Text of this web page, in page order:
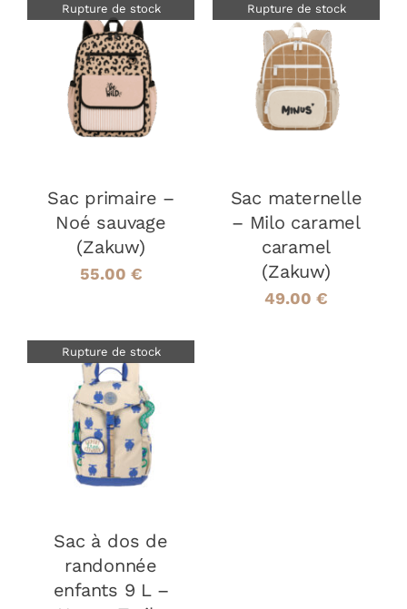
initial
était :
68.00 €.
Rupture de stock
DÉTAILS
Sac primaire –
Noé sauvage
(Zakuw)
55.00 €
Rupture de stock
DÉTAILS
Sac maternelle
– Milo caramel
caramel
(Zakuw)
49.00 €
Rupture de stock
DÉTAILS
Sac à dos de
randonnée
enfants 9 L –